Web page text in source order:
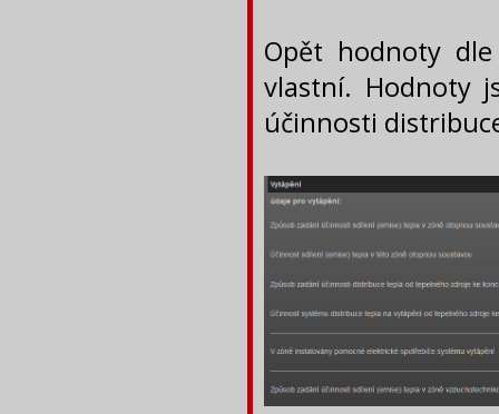
Opět hodnoty
vlastní. Hodnoty
účinnosti